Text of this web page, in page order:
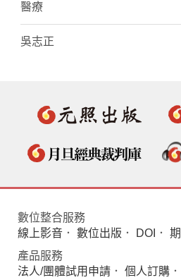
醫療
吳志正
數位整合服務
線上影音 ． 數位出版 ． DOI ．
產品服務
法人/團體試用申請 ． 個人訂購 ．